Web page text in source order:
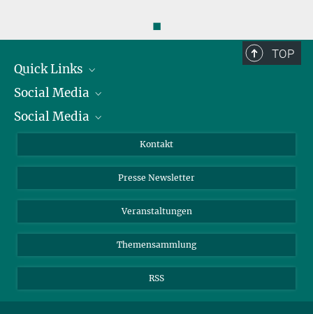
◼
TOP
Quick Links
Präsident
Zahlen und Fakten
Meldestelle Fehlverhalten
Social Media
Bluesky
TikTok
Social Media
Instagram
YouTube
Kontakt
Presse Newsletter
Veranstaltungen
Themensammlung
RSS